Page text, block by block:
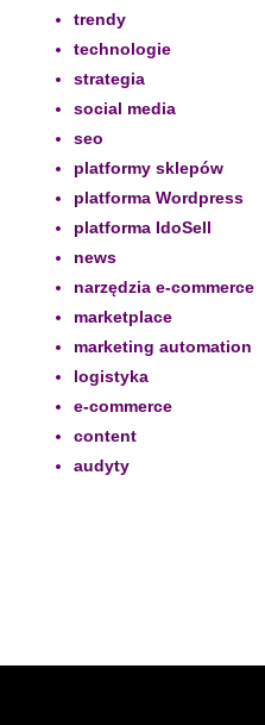
trendy
technologie
strategia
social media
seo
platformy sklepów
platforma Wordpress
platforma IdoSell
news
narzędzia e-commerce
marketplace
marketing automation
logistyka
e-commerce
content
audyty